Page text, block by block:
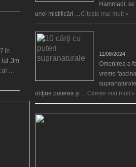
în
lui Jim
al …
Hammadi, se
unei mistificări …Citește mai mult »
11/08/2024
Omenirea a
vreme
obţine puterea şi …Citește mai mult »